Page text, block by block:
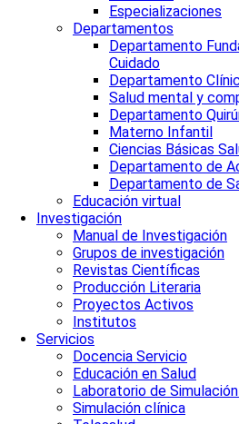
Especializaciones
Departamentos
Departamento
Cuidado
Departamento
Salud mental y
Departamento
Materno Infantil
Ciencias Básicas
Departamento de
Departamento de
Educación virtual
Investigación
Manual de Investigación
Grupos de investigación
Revistas Científicas
Producción Literaria
Proyectos Activos
Institutos
Servicios
Docencia Servicio
Educación en Salud
Laboratorio de
Simulación clínica